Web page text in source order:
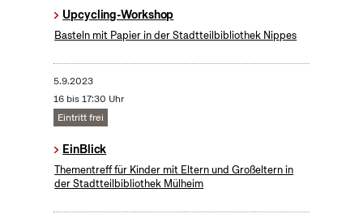
Upcycling-Workshop
Basteln mit Papier in der Stadtteilbibliothek Nippes
5.9.2023
16 bis 17:30 Uhr
Eintritt frei
EinBlick
Thementreff für Kinder mit Eltern und Großeltern in
der Stadtteilbibliothek Mülheim